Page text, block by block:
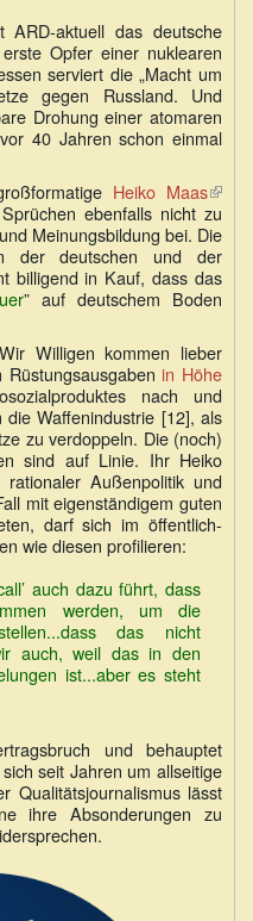
ARD-aktuell das deutsche
Opfer einer nuklearen
serviert die „Macht um
gegen Russland. Und
Drohung einer atomaren
40 Jahren schon einmal
Heiko Maas(Link
ist
ebenfalls nicht zu
Meinungsbildung bei. Die
der deutschen und der
billigend in Kauf, dass das
” auf deutschem Boden
Willigen kommen lieber
Rüstungsausgabenin Höhe
nach und
Waffenindustrie [12], als
zu verdoppeln. Die (noch)
sind auf Linie. Ihr Heiko
Außenpolitik und
mit eigenständigem guten
darf sich im öffentlich-
wie diesen profilieren:
auch dazu führt, dass
werden, um die
das nicht
auch, weil das in den
ist...aber es steht
und behauptet
seit Jahren um allseitige
Qualitätsjournalismus lässt
ihre Absonderungen zu